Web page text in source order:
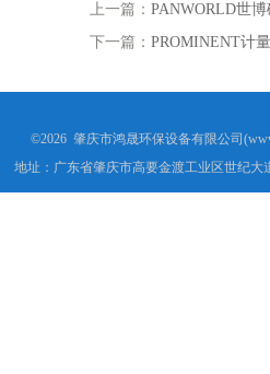
上一篇： PANWORLD世
下一篇： PROMINENT计
©2026 肇庆市鸿晟环保设备有限公司
地址：广东省肇庆市高要金渡工业区世纪大